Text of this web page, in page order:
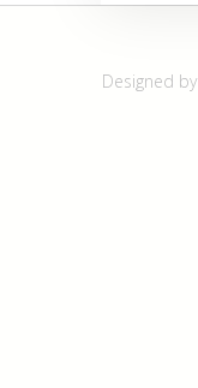
Designed by